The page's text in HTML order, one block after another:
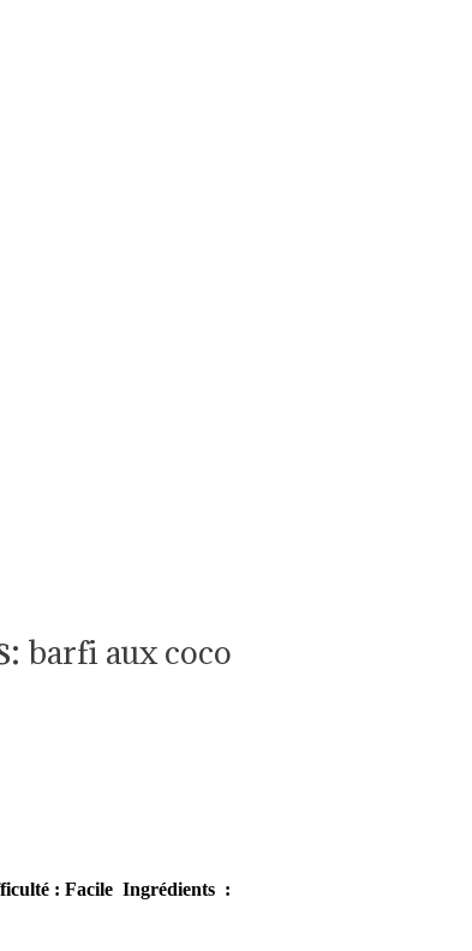
barfi aux coco
: Facile Ingrédients :